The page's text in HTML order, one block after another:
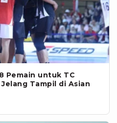
Pemain untuk TC
Tampil di Asian